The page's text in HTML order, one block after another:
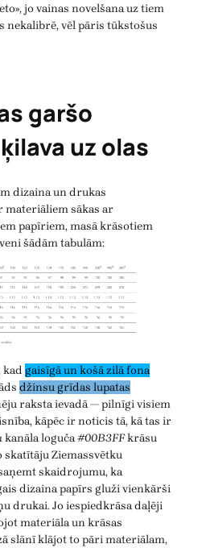
jo vainas novelšana uz tiem
nekalibrē, vēl pāris tūkstošus
garšo
uz olas
dizaina un drukas
materiāliem sākas ar
papīriem, masā krāsotiem
šādām tabulām:
kad gaisīgā un košā zilā fona
džinsu grīdas lupatas
raksta ievadā — pilnīgi visiem
kāpēc ir noticis tā, kā tas ir
kanāla loguča#00B3FFkrāsu
Ziemassvētku
skaidrojumu, ka
dizaina papīrs gluži vienkārši
drukai. Jo iespiedkrāsa daļēji
materiāla un krāsas
slānī klājot to pāri materiālam,